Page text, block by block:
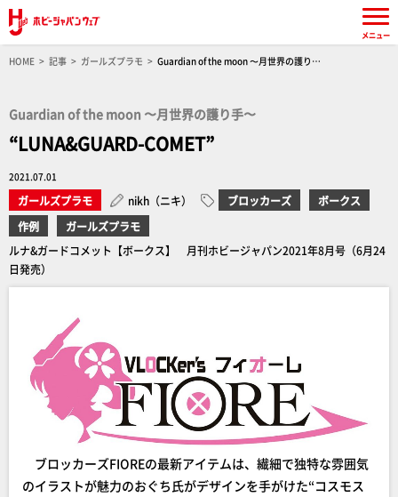
HOME 記事 ガールズプラモ
Guardian of the moon 〜月世界の護り
Guardian of the moon 〜月世界の護り手〜
“LUNA&GUARD-COMET”
2021.07.01
ガールズプラモ nikh（ニキ） ブロッカーズ
ボークス
作例
ガールズプラモ
ルナ&ガードコメット【ボークス】 月刊ホビージャパン2021年8月号（6月24
日発売）
ブロッカーズFIOREの最新アイテムは、繊細で独特な雰囲気
のイラストが魅力のおぐち氏がデザインを手がけた“コスモス
メニュー